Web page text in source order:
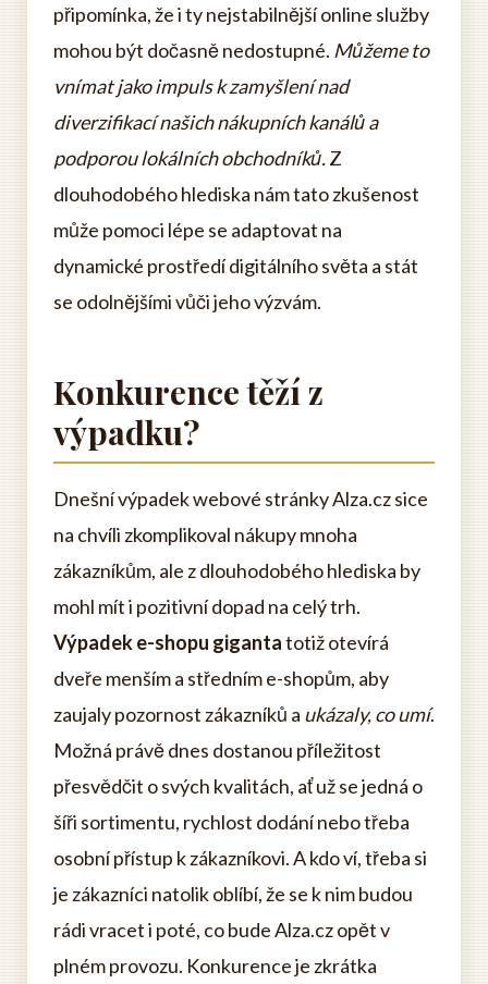
připomínka, že i ty nejstabilnější online služby
mohou být dočasně nedostupné. Můžeme to
vnímat jako impuls k zamyšlení nad
diverzifikací našich nákupních kanálů a
podporou lokálních obchodníků.Z
dlouhodobého hlediska nám tato zkušenost
může pomoci lépe se adaptovat na
dynamické prostředí digitálního světa a stát
se odolnějšími vůči jeho výzvám.
Konkurence těží z
výpadku?
Dnešní výpadek webové stránky Alza.cz sice
na chvíli zkomplikoval nákupy mnoha
zákazníkům, ale z dlouhodobého hlediska by
mohl mít i pozitivní dopad na celý trh.
Výpadek e-shopu gigantatotiž otevírá
dveře menším a středním e-shopům, aby
zaujaly pozornost zákazníků a ukázaly, co umí.
Možná právě dnes dostanou příležitost
přesvědčit o svých kvalitách, ať už se jedná o
šíři sortimentu, rychlost dodání nebo třeba
osobní přístup k zákazníkovi. A kdo ví, třeba si
je zákazníci natolik oblíbí, že se k nim budou
rádi vracet i poté, co bude Alza.cz opět v
plném provozu. Konkurence je zkrátka